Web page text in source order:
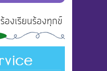
ร้องเรียนร้องทุกข์